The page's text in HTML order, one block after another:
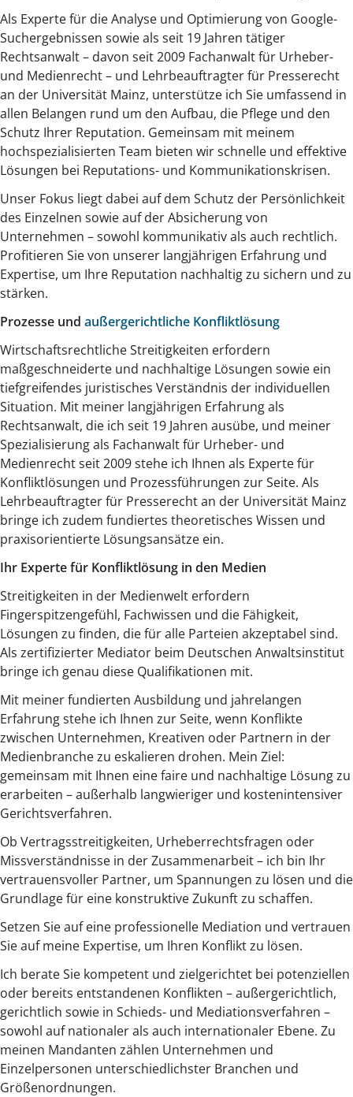
Als Experte für die Analyse und Optimierung von Google-
Suchergebnissen sowie als seit 19 Jahren tätiger
Rechtsanwalt – davon seit 2009 Fachanwalt für Urheber-
und Medienrecht – und Lehrbeauftragter für Presserecht
an der Universität Mainz, unterstütze ich Sie umfassend in
allen Belangen rund um den Aufbau, die Pflege und den
Schutz Ihrer Reputation. Gemeinsam mit meinem
hochspezialisierten Team bieten wir schnelle und effektive
Lösungen bei Reputations- und Kommunikationskrisen.
Unser Fokus liegt dabei auf dem Schutz der Persönlichkeit
des Einzelnen sowie auf der Absicherung von
Unternehmen – sowohl kommunikativ als auch rechtlich.
Profitieren Sie von unserer langjährigen Erfahrung und
Expertise, um Ihre Reputation nachhaltig zu sichern und zu
stärken.
Prozesse und außergerichtliche Konfliktlösung
Wirtschaftsrechtliche Streitigkeiten erfordern
maßgeschneiderte und nachhaltige Lösungen sowie ein
tiefgreifendes juristisches Verständnis der individuellen
Situation. Mit meiner langjährigen Erfahrung als
Rechtsanwalt, die ich seit 19 Jahren ausübe, und meiner
Spezialisierung als Fachanwalt für Urheber- und
Medienrecht seit 2009 stehe ich Ihnen als Experte für
Konfliktlösungen und Prozessführungen zur Seite. Als
Lehrbeauftragter für Presserecht an der Universität Mainz
bringe ich zudem fundiertes theoretisches Wissen und
praxisorientierte Lösungsansätze ein.
Ihr Experte für Konfliktlösung in den Medien
Streitigkeiten in der Medienwelt erfordern
Fingerspitzengefühl, Fachwissen und die Fähigkeit,
Lösungen zu finden, die für alle Parteien akzeptabel sind.
Als zertifizierter Mediator beim Deutschen Anwaltsinstitut
bringe ich genau diese Qualifikationen mit.
Mit meiner fundierten Ausbildung und jahrelangen
Erfahrung stehe ich Ihnen zur Seite, wenn Konflikte
zwischen Unternehmen, Kreativen oder Partnern in der
Medienbranche zu eskalieren drohen. Mein Ziel:
gemeinsam mit Ihnen eine faire und nachhaltige Lösung zu
erarbeiten – außerhalb langwieriger und kostenintensiver
Gerichtsverfahren.
Ob Vertragsstreitigkeiten, Urheberrechtsfragen oder
Missverständnisse in der Zusammenarbeit – ich bin Ihr
vertrauensvoller Partner, um Spannungen zu lösen und die
Grundlage für eine konstruktive Zukunft zu schaffen.
Setzen Sie auf eine professionelle Mediation und vertrauen
Sie auf meine Expertise, um Ihren Konflikt zu lösen.
Ich berate Sie kompetent und zielgerichtet bei potenziellen
oder bereits entstandenen Konflikten – außergerichtlich,
gerichtlich sowie in Schieds- und Mediationsverfahren –
sowohl auf nationaler als auch internationaler Ebene. Zu
meinen Mandanten zählen Unternehmen und
Einzelpersonen unterschiedlichster Branchen und
Größenordnungen.